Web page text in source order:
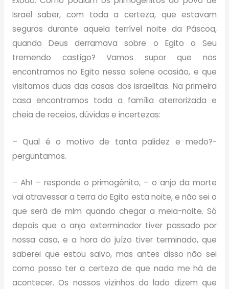
Israel saber, com toda a certeza, que estavam
seguros durante aquela terrível noite da Páscoa,
quando Deus derramava sobre o Egito o Seu
tremendo castigo? Vamos supor que nos
encontramos no Egito nessa solene ocasião, e que
visitamos duas das casas dos israelitas. Na primeira
casa encontramos toda a família aterrorizada e
cheia de receios, dúvidas e incertezas:
– Qual é o motivo de tanta palidez e medo?-
perguntamos.
– Ah! – responde o primogênito, – o anjo da morte
vai atravessar a terra do Egito esta noite, e não sei o
que será de mim quando chegar a meia-noite. Só
depois que o anjo exterminador tiver passado por
nossa casa, e a hora do juízo tiver terminado, que
saberei que estou salvo, mas antes disso não sei
como posso ter a certeza de que nada me há de
acontecer. Os nossos vizinhos do lado dizem que